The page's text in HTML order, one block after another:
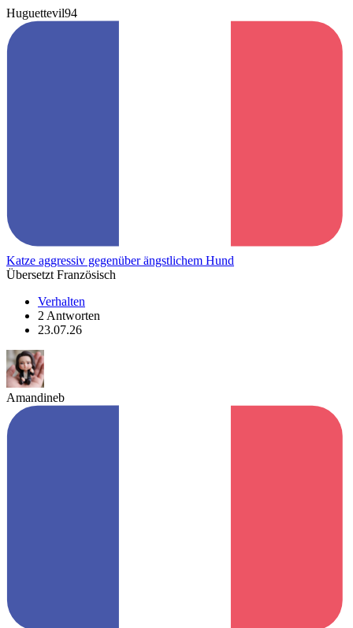
Huguettevil94
Katze aggressiv gegenüber ängstlichem Hund
Übersetzt Französisch
Verhalten
2 Antworten
23.07.26
Amandineb